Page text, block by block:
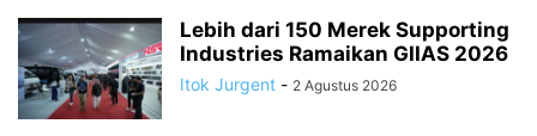
Lebih dari 150 Merek Supporting
Industries Ramaikan GIIAS 2026
Itok Jurgent - 2 Agustus 2026